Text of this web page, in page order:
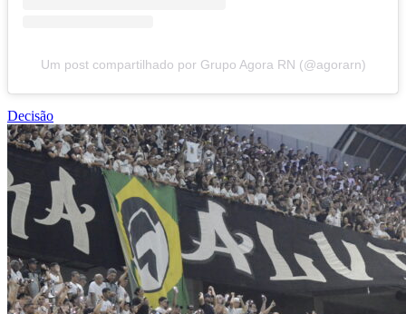
Um post compartilhado por Grupo Agora RN (@agorarn)
Decisão